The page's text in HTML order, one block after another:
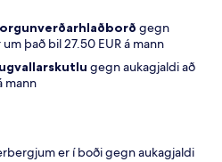
gegn
það bil 27.50 EUR á mann
gegn aukagjaldi að
mann
er í boði gegn aukagjaldi